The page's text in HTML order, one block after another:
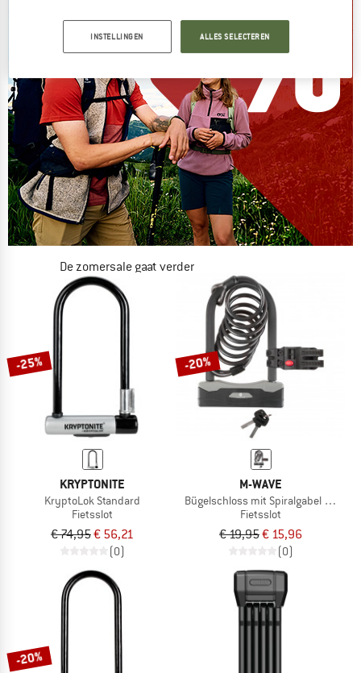
De zomersale gaat verder
NU TOT MAAR LIEFST -50%
NAAR DE SALE
-25%
KRYPTONITE
KryptoLok Standard
Fietsslot
€ 74,95€ 56,21
(0)
-20%
M-WAVE
Bügelschloss mit Spiralgabel B & S
Fietsslot
€ 19,95€ 15,96
(0)
-20%
INSTELLINGEN ALLES SELECTEREN